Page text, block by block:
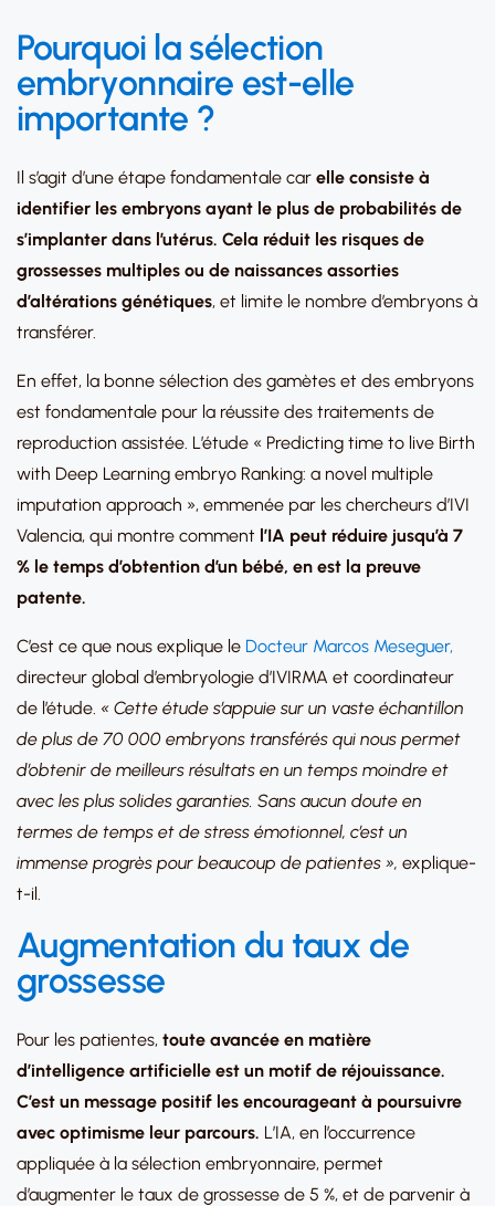
Pourquoi la sélection
embryonnaire est-elle
importante ?
Il s’agit d’une étape fondamentale car elle consiste à
identifier les embryons ayant le plus de probabilités de
s’implanter dans l’utérus. Cela réduit les risques de
grossesses multiples ou de naissances assorties
d’altérations génétiques, et limite le nombre d’embryons à
transférer.
En effet, la bonne sélection des gamètes et des embryons
est fondamentale pour la réussite des traitements de
reproduction assistée. L’étude « Predicting time to live Birth
with Deep Learning embryo Ranking: a novel multiple
imputation approach », emmenée par les chercheurs d’IVI
Valencia, qui montre comment l’IA peut réduire jusqu’à 7
% le temps d’obtention d’un bébé, en est la preuve
patente.
C’est ce que nous explique le Docteur Marcos Meseguer,
directeur global d’embryologie d’IVIRMA et coordinateur
de l’étude. « Cette étude s’appuie sur un vaste échantillon
de plus de 70 000 embryons transférés qui nous permet
d’obtenir de meilleurs résultats en un temps moindre et
avec les plus solides garanties. Sans aucun doute en
termes de temps et de stress émotionnel, c’est un
immense progrès pour beaucoup de patientes », explique-
t-il.
Augmentation du taux de
grossesse
Pour les patientes, toute avancée en matière
d’intelligence artificielle est un motif de réjouissance.
C’est un message positif les encourageant à poursuivre
avec optimisme leur parcours. L’IA, en l’occurrence
appliquée à la sélection embryonnaire, permet
d’augmenter le taux de grossesse de 5 %, et de parvenir à